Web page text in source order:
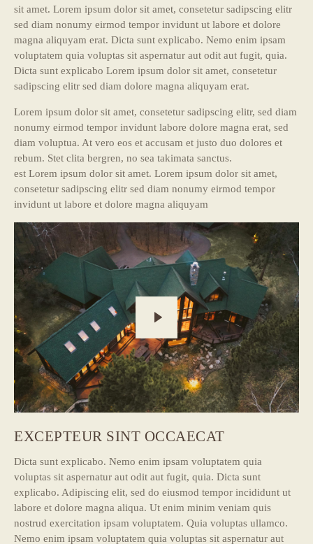
sit amet. Lorem ipsum dolor sit amet, consetetur sadipscing elitr
sed diam nonumy eirmod tempor invidunt ut labore et dolore
magna aliquyam erat. Dicta sunt explicabo. Nemo enim ipsam
voluptatem quia voluptas sit aspernatur aut odit aut fugit, quia.
Dicta sunt explicabo Lorem ipsum dolor sit amet, consetetur
sadipscing elitr sed diam dolore magna aliquyam erat.
Lorem ipsum dolor sit amet, consetetur sadipscing elitr, sed diam
nonumy eirmod tempor invidunt labore dolore magna erat, sed
diam voluptua. At vero eos et accusam et justo duo dolores et
rebum. Stet clita bergren, no sea takimata sanctus.
est Lorem ipsum dolor sit amet. Lorem ipsum dolor sit amet,
consetetur sadipscing elitr sed diam nonumy eirmod tempor
invidunt ut labore et dolore magna aliquyam
EXCEPTEUR SINT OCCAECAT
Dicta sunt explicabo. Nemo enim ipsam voluptatem quia
voluptas sit aspernatur aut odit aut fugit, quia. Dicta sunt
explicabo. Adipiscing elit, sed do eiusmod tempor incididunt ut
labore et dolore magna aliqua. Ut enim minim veniam quis
nostrud exercitation ipsam voluptatem. Quia voluptas ullamco.
Nemo enim ipsam voluptatem quia voluptas sit aspernatur aut